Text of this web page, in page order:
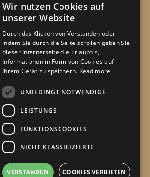
DEFAULT LANGUAGE
GERMAN
Wir nutzen Cookies auf
unserer Website
Durch das Klicken von Verstanden oder
indem Sie durch die Seite scrollen geben Sie
dieser Internetseite die Erlaubnis,
Informationen in Form von Cookies auf
Ihrem Gerät zu speichern. Read more
UNBEDINGT NOTWENDIGE
LEISTUNGS
FUNKTIONSCOOKIES
NICHT KLASSIFIZIERTE
VERSTANDEN COOKIES VERBIETEN